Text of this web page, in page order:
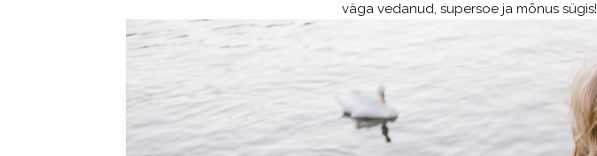
väga vedanud, supersoe ja mõnus sügis!